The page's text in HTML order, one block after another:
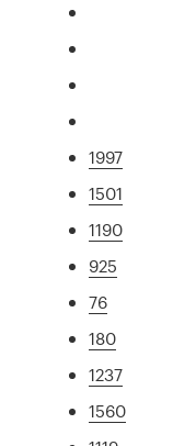
1997
1501
1190
925
76
180
1237
1560